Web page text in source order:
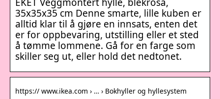
EKET Veggmontert hylle, blekrosa,
35x35x35 cm Denne smarte, lille kuben er
alltid klar til å gjøre en innsats, enten det
er for oppbevaring, utstilling eller et sted
å tømme lommene. Gå for en farge som
skiller seg ut, eller hold det nedtonet.
https:// www.ikea.com › … › Bokhyller og hyllesystem